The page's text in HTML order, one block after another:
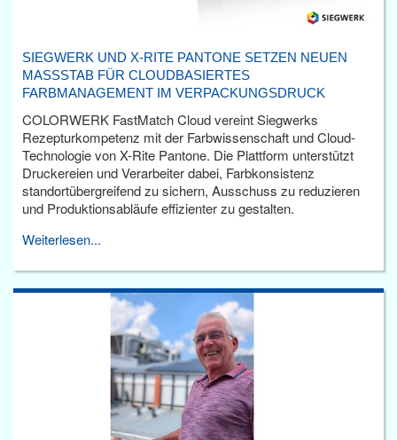
SIEGWERK UND X-RITE PANTONE SETZEN NEUEN
MASSSTAB FÜR CLOUDBASIERTES F
ARBMANAGEMENT IM VERPACKUNGSDRUCK
COLORWERK FastMatch Cloud vereint Siegwerks
Rezepturkompetenz mit der Farbwissenschaft und Cloud-
Technologie von X-Rite Pantone. Die Plattform unterstützt
Druckereien und Verarbeiter dabei, Farbkonsistenz
standortübergreifend zu sichern, Ausschuss zu reduzieren
und Produktionsabläufe effizienter zu gestalten.
Weiterlesen...